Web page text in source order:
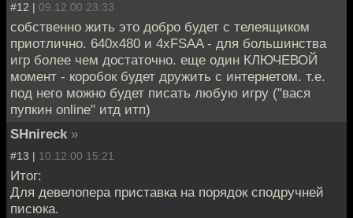
#12 | 09.12.00 23:33
собственно жить это добро будет с телеящиком
приотлично. 640x480 и 4xFSAA - для большинства
игр более чем достаточно. еще один КЛЮЧЕВОЙ
момент - коробок будет дружить с интернетом. т.е.
под него можно будет писать любую игру ("вася
пупкин online" итд итп)
SHnireck »
#13 | 10.12.00 15:21
Итог:
Для девелопера приставка на порядок сподручней
писюка.